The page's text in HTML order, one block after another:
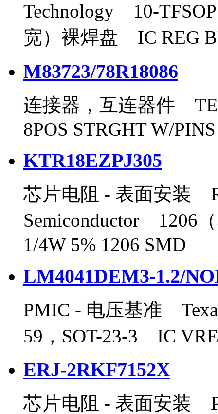
Technology 10-
宽）裸焊盘 IC REG
M83723/78R18086
连接器，互连器件
8POS STRGHT W/PINS
KTR18EZPJ305
芯片电阻 - 表面安装
Semiconductor 1206
1/4W 5% 1206 SMD
LM4041DEM3-1.2/
PMIC - 电压基准
59，SOT-23-3 IC
ERJ-2RKF7152X
芯片电阻 - 表面安装